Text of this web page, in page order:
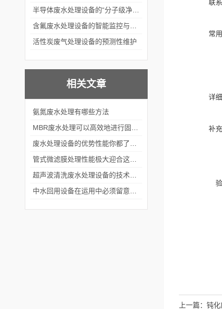
活性炭废气处理设备的预测性维护
相关文章
氨氮废水处理有哪些方法
联
常
详
补
上一篇： 钝化